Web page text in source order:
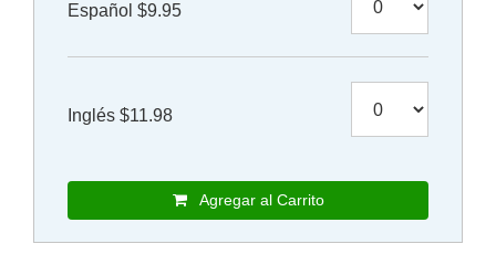
Español $9.95
Inglés $11.98
Agregar al Carrito